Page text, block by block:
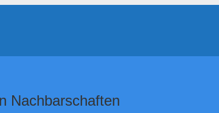
Nachbarschaften